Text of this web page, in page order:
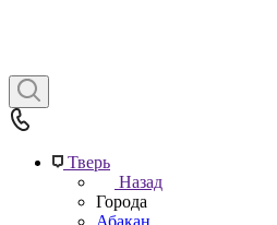
Тверь
Назад
Города
Абакан